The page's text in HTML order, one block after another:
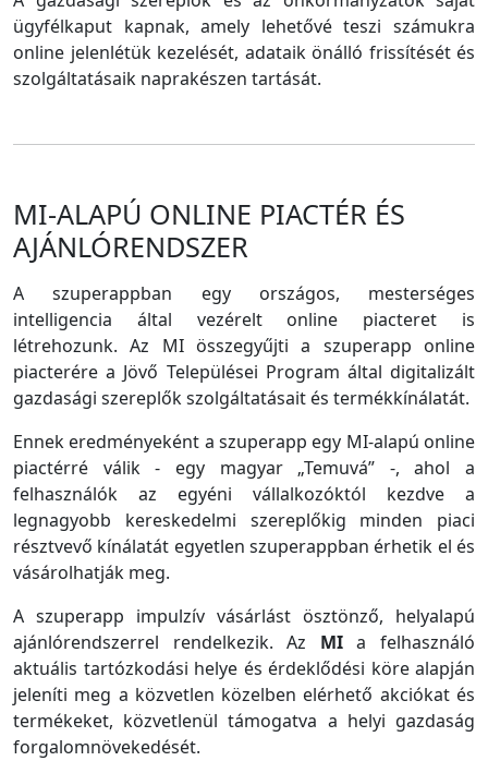
ügyfélkaput kapnak, amely lehetővé teszi számukra
online jelenlétük kezelését, adataik önálló frissítését és
szolgáltatásaik naprakészen tartását.
MI-ALAPÚ ONLINE PIACTÉR ÉS
AJÁNLÓRENDSZER
A szuperappban egy országos, mesterséges
intelligencia által vezérelt online piacteret is
létrehozunk. Az MI összegyűjti a szuperapp online
piacterére a Jövő Települései Program által digitalizált
gazdasági szereplők szolgáltatásait és termékkínálatát.
Ennek eredményeként a szuperapp egy MI-alapú online
piactérré válik - egy magyar „Temuvá” -, ahol a
felhasználók az egyéni vállalkozóktól kezdve a
legnagyobb kereskedelmi szereplőkig minden piaci
résztvevő kínálatát egyetlen szuperappban érhetik el és
vásárolhatják meg.
A szuperapp impulzív vásárlást ösztönző, helyalapú
ajánlórendszerrel rendelkezik. Az MIa felhasználó
aktuális tartózkodási helye és érdeklődési köre alapján
jeleníti meg a közvetlen közelben elérhető akciókat és
termékeket, közvetlenül támogatva a helyi gazdaság
forgalomnövekedését.